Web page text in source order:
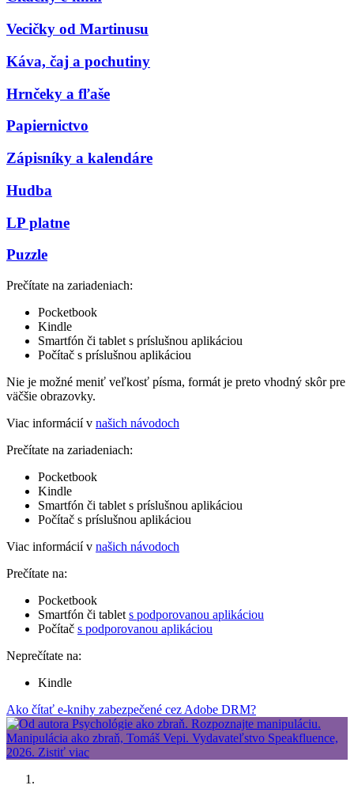
Vecičky od Martinusu
Káva, čaj a pochutiny
Hrnčeky a fľaše
Papiernictvo
Zápisníky a kalendáre
Hudba
LP platne
Puzzle
Prečítate na zariadeniach:
Pocketbook
Kindle
Smartfón či tablet s príslušnou aplikáciou
Počítač s príslušnou aplikáciou
Nie je možné meniť veľkosť písma, formát je preto vhodný skôr pre
väčšie obrazovky.
Viac informácií v našich návodoch
Prečítate na zariadeniach:
Pocketbook
Kindle
Smartfón či tablet s príslušnou aplikáciou
Počítač s príslušnou aplikáciou
Viac informácií v našich návodoch
Prečítate na:
Pocketbook
Smartfón či tablet s podporovanou aplikáciou
Počítač s podporovanou aplikáciou
Neprečítate na:
Kindle
Ako čítať e-knihy zabezpečené cez Adobe DRM?